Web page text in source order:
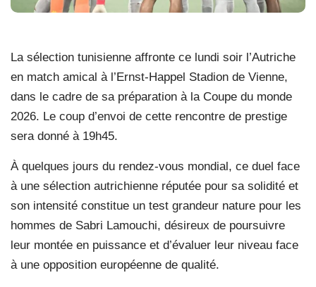
La sélection tunisienne affronte ce lundi soir l’Autriche
en match amical à l’Ernst-Happel Stadion de Vienne,
dans le cadre de sa préparation à la Coupe du monde
2026. Le coup d’envoi de cette rencontre de prestige
sera donné à 19h45.
À quelques jours du rendez-vous mondial, ce duel face
à une sélection autrichienne réputée pour sa solidité et
son intensité constitue un test grandeur nature pour les
hommes de Sabri Lamouchi, désireux de poursuivre
leur montée en puissance et d’évaluer leur niveau face
à une opposition européenne de qualité.